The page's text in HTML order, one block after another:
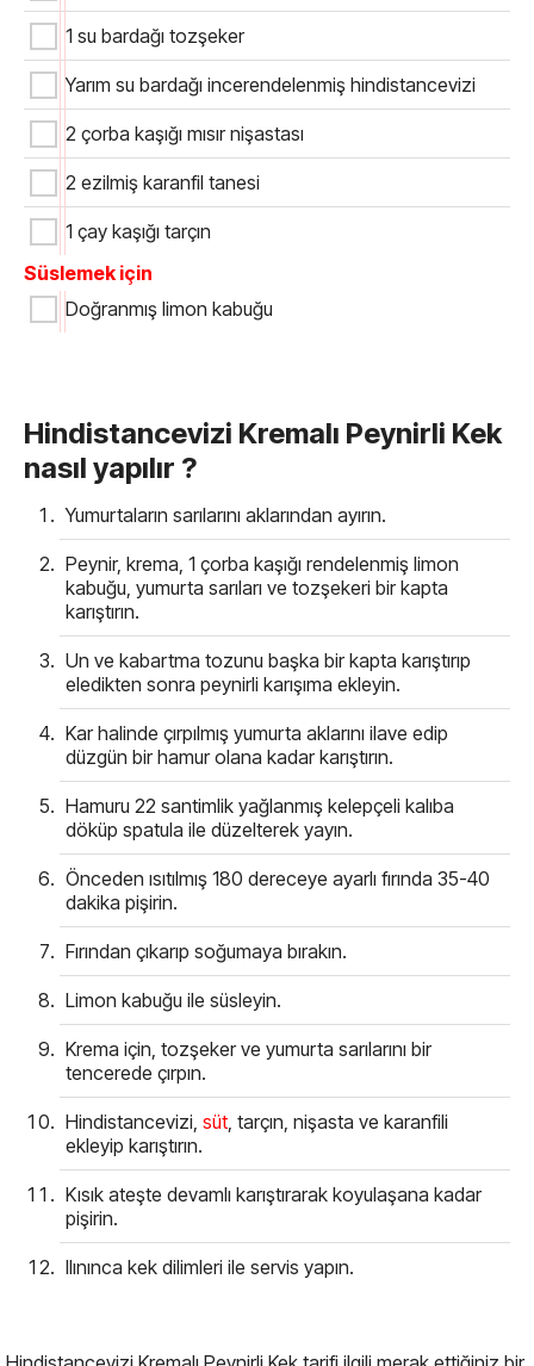
1 su bardağı tozşeker
Yarım su bardağı incerendelenmiş hindistancevizi
2 çorba kaşığı mısır nişastası
2 ezilmiş karanfil tanesi
1 çay kaşığı tarçın
Süslemek için
Doğranmış limon kabuğu
Hindistancevizi Kremalı Peynirli Kek
nasıl yapılır ?
Yumurtaların sarılarını aklarından ayırın.
Peynir, krema, 1 çorba kaşığı rendelenmiş limon
kabuğu, yumurta sarıları ve tozşekeri bir kapta
karıştırın.
Un ve kabartma tozunu başka bir kapta karıştırıp
eledikten sonra peynirli karışıma ekleyin.
Kar halinde çırpılmış yumurta aklarını ilave edip
düzgün bir hamur olana kadar karıştırın.
Hamuru 22 santimlik yağlanmış kelepçeli kalıba
döküp spatula ile düzelterek yayın.
Önceden ısıtılmış 180 dereceye ayarlı fırında 35-40
dakika pişirin.
Fırından çıkarıp soğumaya bırakın.
Limon kabuğu ile süsleyin.
Krema için, tozşeker ve yumurta sarılarını bir
tencerede çırpın.
Hindistancevizi, süt, tarçın, nişasta ve karanfili
ekleyip karıştırın.
Kısık ateşte devamlı karıştırarak koyulaşana kadar
pişirin.
Ilınınca kek dilimleri ile servis yapın.